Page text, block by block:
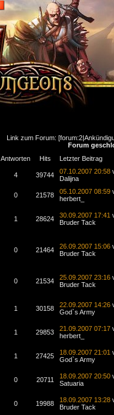
Link zum Forum:
Forum
Antworten Hits
Letzter Beitrag
4 39744 07.10.2007 20:58
Dalijna
0 21578 05.10.2007 08:59
herbert_
1 28624 30.09.2007 17:41
Bruder Tack
0 21464 26.09.2007 15:06
Bruder Tack
0 21534 25.09.2007 23:16
Bruder Tack
1 30158 22.09.2007 14:26
God`s Army
1 29853 21.09.2007 07:17
herbert_
1 27425 18.09.2007 21:01
God`s Army
0 20711 18.09.2007 20:50
Satuaria
0 19988 18.09.2007 13:28
Bruder Tack